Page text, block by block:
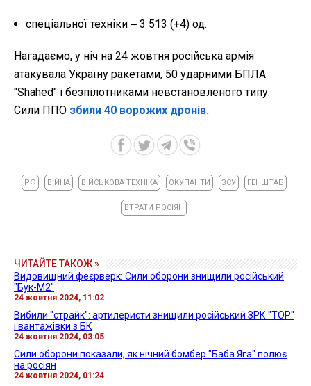
спеціальної техніки ‒ 3 513 (+4) од.
Нагадаємо, у ніч на 24 жовтня російська армія
атакувала Україну ракетами, 50 ударними БПЛА
"Shahed" і безпілотниками невстановленого типу.
Сили ППО збили 40 ворожих дронів.
РФ ВІЙНА ВІЙСЬКОВА ТЕХНІКА ОКУПАНТИ ЗСУ ГЕНШТАБ
ВТРАТИ РОСІЯН
ЧИТАЙТЕ ТАКОЖ »
Видовищний феєрверк: Сили оборони знищили російський
"Бук-М2"
24 жовтня 2024, 11:02
Вибили "страйк": артилеристи знищили російський ЗРК "ТОР"
і вантажівки з БК
24 жовтня 2024, 03:05
Сили оборони показали, як нічний бомбер "Баба Яга" полює
на росіян
24 жовтня 2024, 01:24